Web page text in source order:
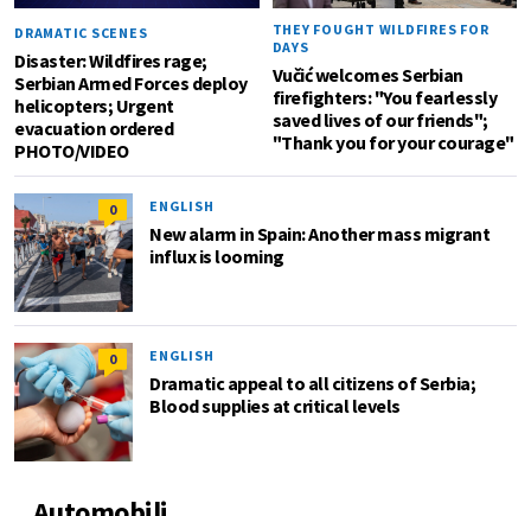
DRAMATIC SCENES
Disaster: Wildfires rage;
Serbian Armed Forces deploy
helicopters; Urgent
evacuation ordered
PHOTO/VIDEO
THEY FOUGHT WILDFIRES FOR
DAYS
Vučić welcomes Serbian
firefighters: "You fearlessly
saved lives of our friends";
"Thank you for your courage"
0 ENGLISH
New alarm in Spain: Another mass migrant
influx is looming
0 ENGLISH
Dramatic appeal to all citizens of Serbia;
Blood supplies at critical levels